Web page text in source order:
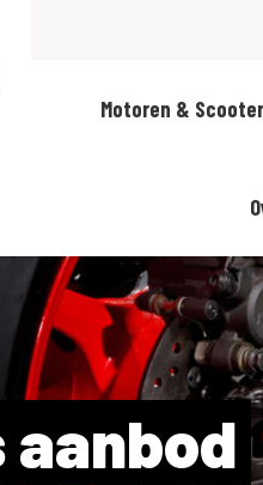
Motoren &
aanbod